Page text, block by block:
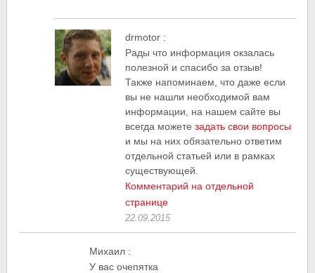
drmotor :
Рады что информация окзалась
полезной и спасибо за отзыв!
Также напоминаем, что даже если
вы не нашли необходимой вам
информации, на нашем сайте вы
всегда можетезадать свои вопросы
и мы на них обязательно ответим
отдельной статьей или в рамках
существующей.
Комментарий на отдельной
странице
22.09.2015
Михаил :
У вас очепятка